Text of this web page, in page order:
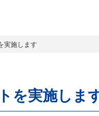
実施します
を実施しま